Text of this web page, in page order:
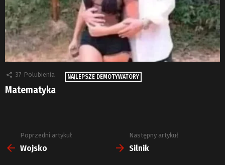
37 Polubienia NAJLEPSZE DEMOTYWATORY
Matematyka
Zobacz
więcej
Poprzedni artykuł
Wojsko
Następny artykuł
Silnik